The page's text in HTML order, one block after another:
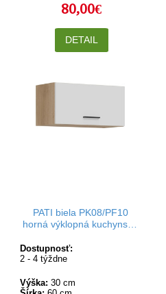
80,00€
DETAIL
PATI biela PK08/PF10
horná výklopná kuchynská
Dostupnosť:
2 - 4 týždne
Výška: 30 cm